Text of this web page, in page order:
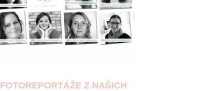
FOTOREPORTÁŽE Z NAŠICH